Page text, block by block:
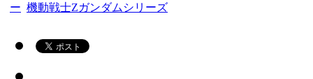
ー 機動戦士Zガンダムシリーズ